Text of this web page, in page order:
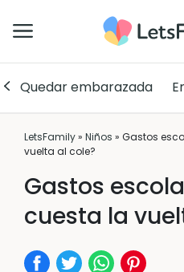
Quedar embarazada
LetsFamily» Niños » Gastos
vuelta al cole?
Gastos
cuesta la